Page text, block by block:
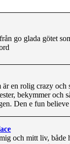
go glada götet
en rolig crazy
bekymmer och
Den e fun
och mitt liv,